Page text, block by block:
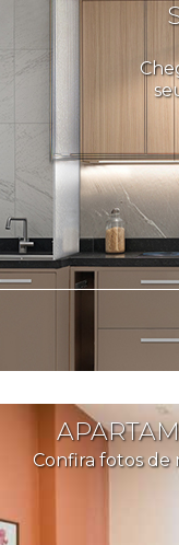
Confira fotos de